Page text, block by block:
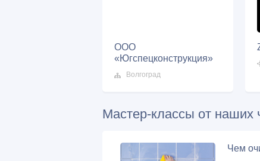
ООО
«Югспецконструкция»
Волгоград
Мастер-классы от наших
Чем